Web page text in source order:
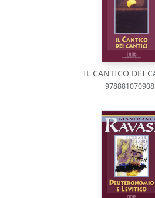
IL CANTICO DEI